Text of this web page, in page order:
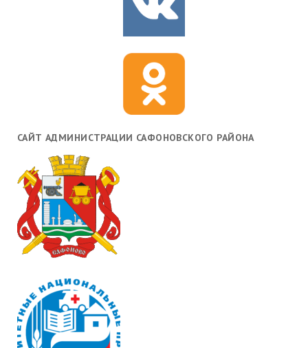
САЙТ АДМИНИСТРАЦИИ САФОНОВСКОГО РАЙОНА